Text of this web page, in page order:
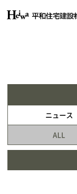
物件情報ニュース
ALL